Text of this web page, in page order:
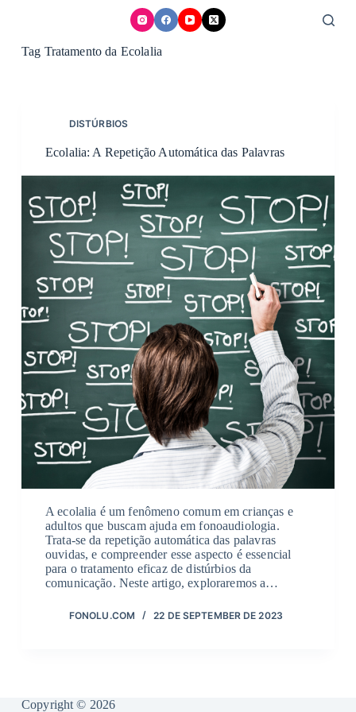
Tag Tratamento da Ecolalia
DISTÚRBIOS
Ecolalia: A Repetição Automática das Palavras
A ecolalia é um fenômeno comum em crianças e
adultos que buscam ajuda em fonoaudiologia.
Trata-se da repetição automática das palavras
ouvidas, e compreender esse aspecto é essencial
para o tratamento eficaz de distúrbios da
comunicação. Neste artigo, exploraremos a…
FONOLU.COM 22 DE SEPTEMBER DE 2023
Copyright © 2026